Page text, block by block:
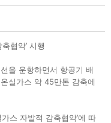
협약’ 시행
을 운항하면서 항공기 배
실가스 약 45만톤 감축에
스 자발적 감축협약’에 따